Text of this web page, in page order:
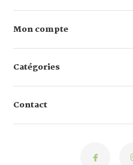
Mon compte
Catégories
Contact